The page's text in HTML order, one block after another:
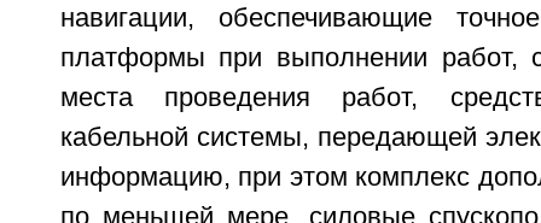
навигации, обеспечивающие
платформы при выполнении работ,
места проведения работ,
кабельной системы, передающей
информацию, при этом комплекс
по меньшей мере, силовые